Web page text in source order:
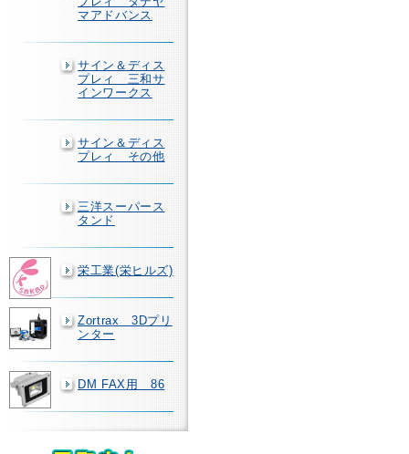
マアドバンス
サイン＆ディス
プレィ 三和サ
インワークス
サイン＆ディス
プレィ その他
三洋スーパース
タンド
栄工業(栄ヒルズ)
Zortrax 3Dプリ
ンター
DM FAX用 86